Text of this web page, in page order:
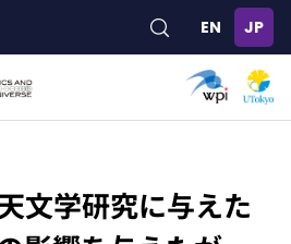
文学研究に与えた